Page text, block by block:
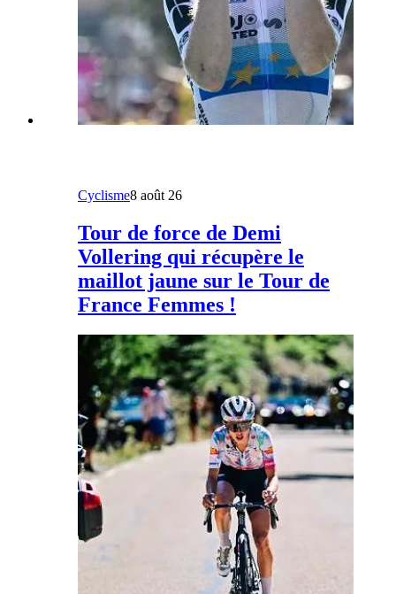
Cyclisme8 août 26
Tour de force de Demi
Vollering qui récupère le
maillot jaune sur le Tour de
France Femmes !